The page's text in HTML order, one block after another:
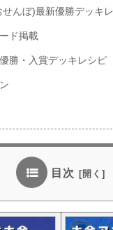
んぼ)最新優勝デッキ
ド掲載
勝・入賞デッキレシピ
目次